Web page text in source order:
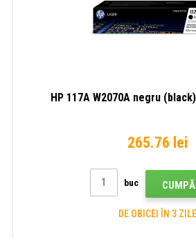
HP 117A W2070A negru
265.76 lei
buc
DE OBICEI ÎN 3 ZILE